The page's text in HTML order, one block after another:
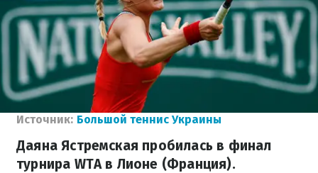
Источник: Большой теннис Украины
Даяна Ястремская пробилась в финал
турнира WTA в Лионе (Франция).